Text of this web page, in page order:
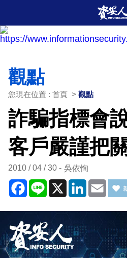
觀點
您現在位置 : 首頁 > 觀點
詐騙指標會
客戶嚴謹把關
2010 / 04 / 30 吳依恂
Facebook
Line X LinkedIn